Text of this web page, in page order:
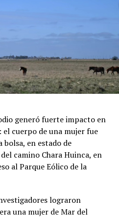
sumado a grandes
Un paseo cultural
cobijado por el histórico
de artistas locales e
junto a una zona
entretenimiento infantil con
una taza de chocolate
de buena música es el plan
la rutina este fin de semana
EVENTO
del Chocolate Artesanal
generó fuerte impacto en
cuerpo de una mujer fue
en estado de
camino Chara Huinca, en
al Parque Eólico de la
lograron
una mujer de Mar del